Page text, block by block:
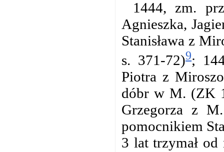
1444, zm.
Agnieszka,
Stanisława z
s. 371-72)9;
Piotra z
dóbr w M. (ZK
Grzegorza z
pomocnikiem
3 lat trzymał